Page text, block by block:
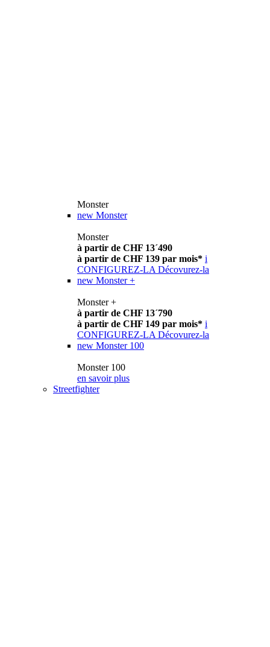
Monster
new Monster
Monster
à partir de CHF 13´490
à partir de CHF 139 par mois* i
CONFIGUREZ-LA Décovurez-la
new Monster +
Monster +
à partir de CHF 13´790
à partir de CHF 149 par mois* i
CONFIGUREZ-LA Décovurez-la
new Monster 100
Monster 100
en savoir plus
Streetfighter